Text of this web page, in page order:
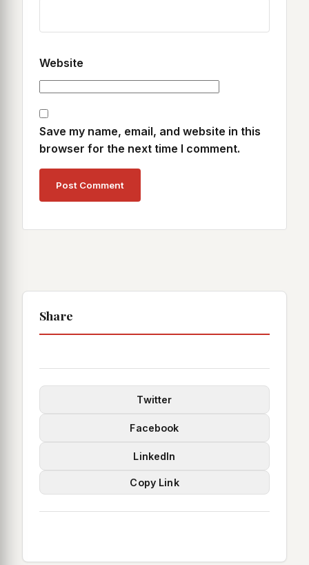
Website
Save my name, email, and website in this
browser for the next time I comment.
Share
Twitter
Facebook
LinkedIn
Copy Link